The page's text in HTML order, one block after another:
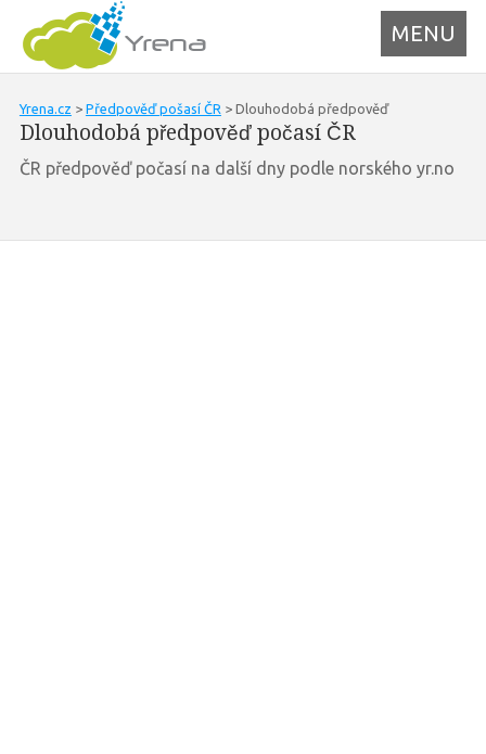
MENU
Yrena.cz > Předpověď pošasí ČR > Dlouhodobá předpověď
Dlouhodobá předpověď počasí ČR
ČR předpověď počasí na další dny podle norského yr.no